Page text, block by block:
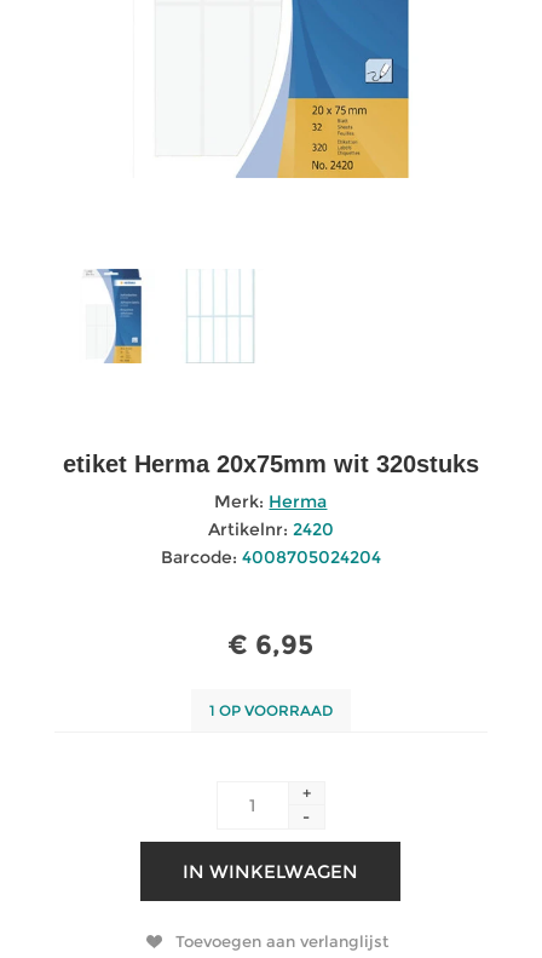
etiket Herma 20x75mm wit 320stuks
Merk: Herma
Artikelnr: 2420
Barcode: 4008705024204
€ 6,95
1 OP VOORRAAD
+
-